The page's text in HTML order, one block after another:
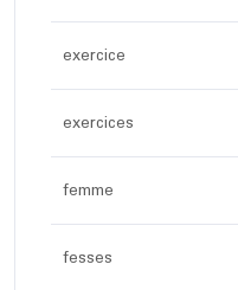
exercice
exercices
femme
fesses